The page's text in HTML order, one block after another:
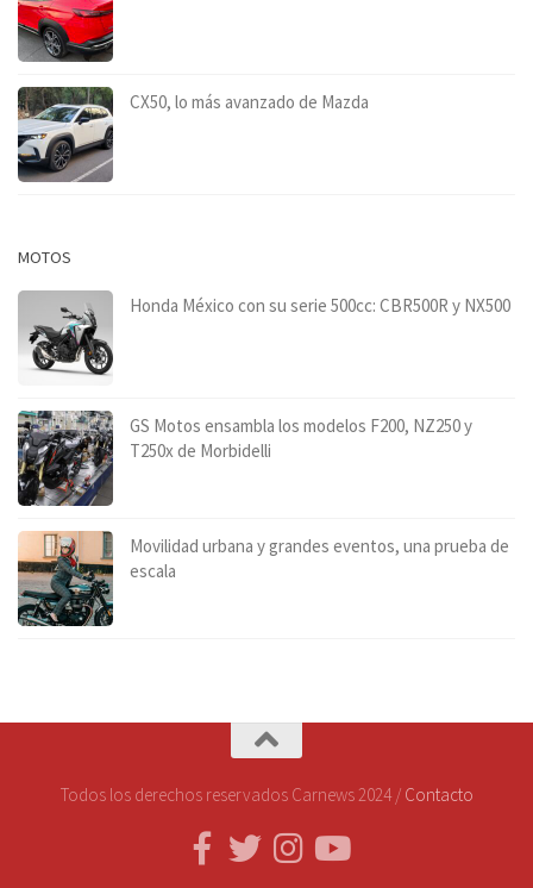
CX50, lo más avanzado de Mazda
MOTOS
Honda México con su serie 500cc: CBR500R y NX500
GS Motos ensambla los modelos F200, NZ250 y
T250x de Morbidelli
Movilidad urbana y grandes eventos, una prueba de
escala
Todos los derechos reservados Carnews 2024 / Contacto